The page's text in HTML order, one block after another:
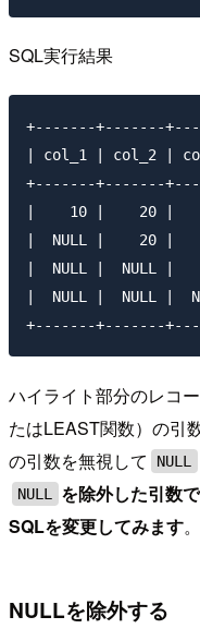
SQL実行結果
+-------+-------
| col_1 | col_2 |
+-------+-------
|    10 |    20 |
|  NULL |    20 |
|  NULL |  NULL |
|  NULL |  NULL |
ハイライト部分のレコ
たはLEAST関数）の引
の引数を無視して
NULL
NULL
を除外した引数
SQLを変更してみます。
NULLを除外する